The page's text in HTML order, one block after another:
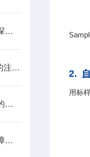
台式扫描电镜：微观世界的探索仪器
使用ROHS金属成分分析仪的注意事项与操作规范
截面抛光仪：究竟藏着怎样的微观奥秘？
扫描电镜日常维护与常见故障排查指南
2.
用标